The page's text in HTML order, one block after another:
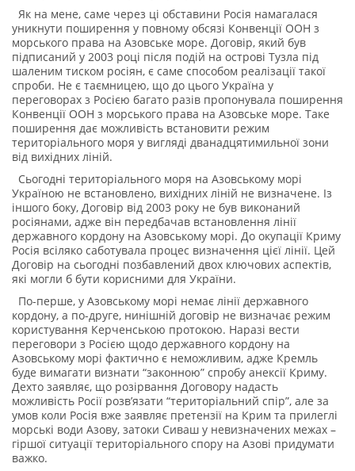
Як на мене, саме через ці обставини Росія намагалася
уникнути поширення у повному обсязі Конвенції ООН з
морського права на Азовське море. Договір, який був
підписаний у 2003 році після подій на острові Тузла під
шаленим тиском росіян, є саме способом реалізації такої
спроби. Не є таємницею, що до цього Україна у
переговорах з Росією багато разів пропонувала поширення
Конвенції ООН з морського права на Азовське море. Таке
поширення дає можливість встановити режим
територіального моря у вигляді дванадцятимильної зони
від вихідних ліній.
Сьогодні територіального моря на Азовському морі
Україною не встановлено, вихідних ліній не визначене. Із
іншого боку, Договір від 2003 року не був виконаний
росіянами, адже він передбачав встановлення лінії
державного кордону на Азовському морі. До окупації Криму
Росія всіляко саботувала процес визначення цієї лінії. Цей
Договір на сьогодні позбавлений двох ключових аспектів,
які могли б бути корисними для України.
По-перше, у Азовському морі немає лінії державного
кордону, а по-друге, нинішній договір не визначає режим
користування Керченською протокою. Наразі вести
переговори з Росією щодо державного кордону на
Азовському морі фактично є неможливим, адже Кремль
буде вимагати визнати “законною” спробу анексії Криму.
Дехто заявляє, що розірвання Договору надасть
можливість Росії розв’язати “територіальний спір”, але за
умов коли Росія вже заявляє претензії на Крим та прилеглі
морські води Азову, затоки Сиваш у невизначених межах –
гіршої ситуації територіального спору на Азові придумати
важко.